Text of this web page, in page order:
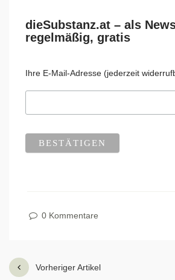
dieSubstanz.at – als
regelmäßig, gratis
Ihre E-Mail-Adresse (jederzeit
0 Kommentare
Vorheriger Artikel